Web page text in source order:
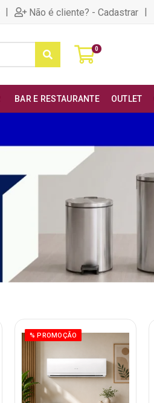
| Não é cliente? - Cadastrar |
0
BAR E RESTAURANTE OUTLET
% PROMOÇÃO